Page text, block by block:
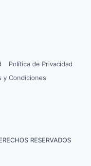
Política de Privacidad
y Condiciones
RESERVADOS